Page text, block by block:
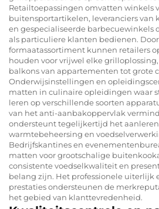
Retailtoepassingen omvatten winkels
buitensportartikelen, leveranciers
en gespecialiseerde barbecuewinkels
als particuliere klanten bedienen.
formaatassortiment kunnen retailers
houden voor vrijwel elke
balkons van appartementen tot grote
Onderwijsinstellingen en
matten in culinaire opleidingen waar
leren op verschillende soorten
van het anti-aanbakoppervlak
ondersteunt tegelijkertijd het
warmtebeheersing en
Bedrijfskantines en
matten voor grootschalige
consistente voedselkwaliteit en
belang zijn. Het professionele uiterlijk
prestaties ondersteunen de
het gebied van klanttevredenheid.